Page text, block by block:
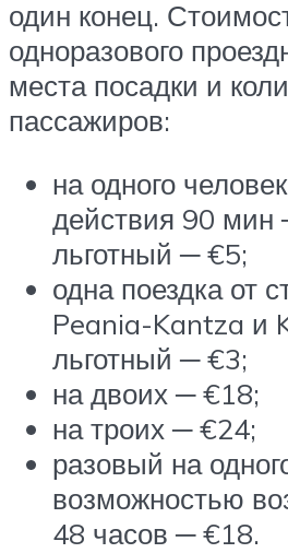
один конец.
одноразового
места посадки и
пассажиров:
на одного
действия 90 мин
льготный ─ €5;
одна поездка от
Peania-Kantza и
льготный ─ €3;
на двоих ─ €18;
на троих ─ €24;
разовый на
возможностью
48 часов ─ €18.